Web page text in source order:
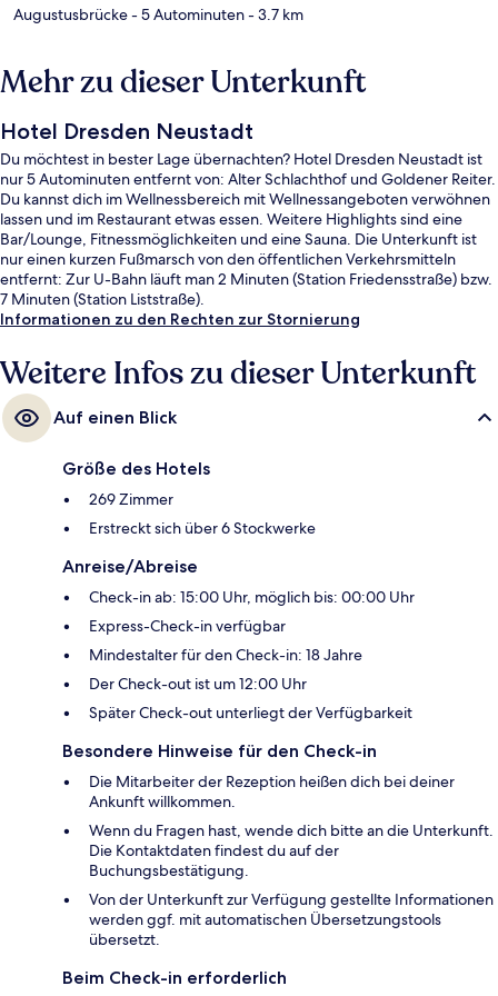
Augustusbrücke- 5 Autominuten- 3.7 km
Mehr zu dieser Unterkunft
Hotel Dresden Neustadt
Du möchtest in bester Lage übernachten? Hotel Dresden Neustadt ist
nur 5 Autominuten entfernt von: Alter Schlachthof und Goldener Reiter.
Du kannst dich im Wellnessbereich mit Wellnessangeboten verwöhnen
lassen und im Restaurant etwas essen. Weitere Highlights sind eine
Bar/Lounge, Fitnessmöglichkeiten und eine Sauna. Die Unterkunft ist
nur einen kurzen Fußmarsch von den öffentlichen Verkehrsmitteln
entfernt: Zur U-Bahn läuft man 2 Minuten (Station Friedensstraße) bzw.
7 Minuten (Station Liststraße).
Informationen zu den Rechten zur Stornierung
Weitere Infos zu dieser Unterkunft
Auf einen Blick
Größe des Hotels
269 Zimmer
Erstreckt sich über 6 Stockwerke
Anreise/Abreise
Check-in ab: 15:00 Uhr, möglich bis: 00:00 Uhr
Express-Check-in verfügbar
Mindestalter für den Check-in: 18 Jahre
Der Check-out ist um 12:00 Uhr
Später Check-out unterliegt der Verfügbarkeit
Besondere Hinweise für den Check-in
Die Mitarbeiter der Rezeption heißen dich bei deiner
Ankunft willkommen.
Wenn du Fragen hast, wende dich bitte an die Unterkunft.
Die Kontaktdaten findest du auf der
Buchungsbestätigung.
Von der Unterkunft zur Verfügung gestellte Informationen
werden ggf. mit automatischen Übersetzungstools
übersetzt.
Beim Check-in erforderlich